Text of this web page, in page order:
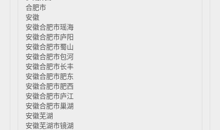
合肥市
安徽
安徽合肥市瑶海
安徽合肥市庐阳
安徽合肥市蜀山
安徽合肥市包河
安徽合肥市长丰
安徽合肥市肥东
安徽合肥市肥西
安徽合肥市庐江
安徽合肥市巢湖
安徽芜湖
安徽芜湖市镜湖